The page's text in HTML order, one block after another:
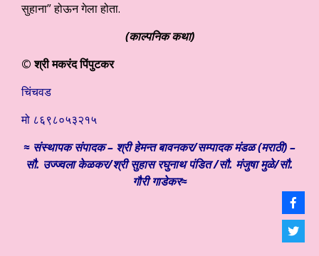
सुहाना” होऊन गेला होता.
(काल्पनिक कथा)
© श्री मकरंद पिंपुटकर
चिंचवड
मो ८६९८०५३२१५
≈ संस्थापक संपादक – श्री हेमन्त बावनकर/सम्पादक मंडळ (मराठी) –
सौ. उज्ज्वला केळकर/श्री सुहास रघुनाथ पंडित /सौ. मंजुषा मुळे/सौ.
गौरी गाडेकर≈